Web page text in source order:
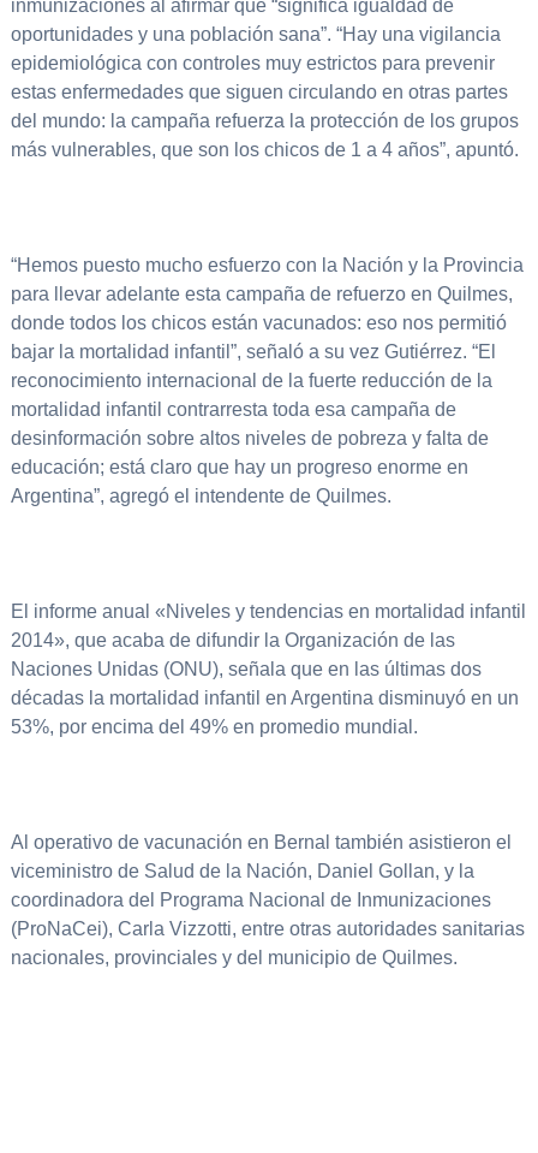
inmunizaciones al afirmar que “significa igualdad de
oportunidades y una población sana”. “Hay una vigilancia
epidemiológica con controles muy estrictos para prevenir
estas enfermedades que siguen circulando en otras partes
del mundo: la campaña refuerza la protección de los grupos
más vulnerables, que son los chicos de 1 a 4 años”, apuntó.
“Hemos puesto mucho esfuerzo con la Nación y la Provincia
para llevar adelante esta campaña de refuerzo en Quilmes,
donde todos los chicos están vacunados: eso nos permitió
bajar la mortalidad infantil”, señaló a su vez Gutiérrez. “El
reconocimiento internacional de la fuerte reducción de la
mortalidad infantil contrarresta toda esa campaña de
desinformación sobre altos niveles de pobreza y falta de
educación; está claro que hay un progreso enorme en
Argentina”, agregó el intendente de Quilmes.
El informe anual «Niveles y tendencias en mortalidad infantil
2014», que acaba de difundir la Organización de las
Naciones Unidas (ONU), señala que en las últimas dos
décadas la mortalidad infantil en Argentina disminuyó en un
53%, por encima del 49% en promedio mundial.
Al operativo de vacunación en Bernal también asistieron el
viceministro de Salud de la Nación, Daniel Gollan, y la
coordinadora del Programa Nacional de Inmunizaciones
(ProNaCei), Carla Vizzotti, entre otras autoridades sanitarias
nacionales, provinciales y del municipio de Quilmes.